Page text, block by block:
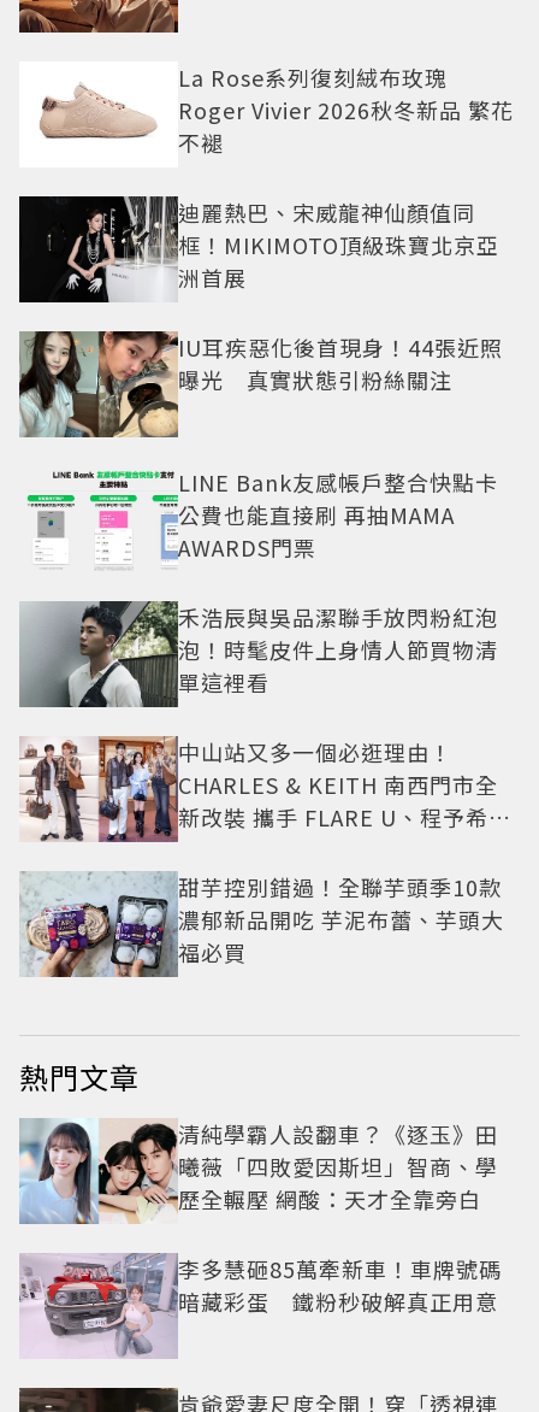
La Rose系列復刻絨布玫瑰
Roger Vivier 2026秋冬新品 繁花
不褪
迪麗熱巴、宋威龍神仙顏值同
框！MIKIMOTO頂級珠寶北京亞
洲首展
IU耳疾惡化後首現身！44張近照
曝光 真實狀態引粉絲關注
LINE Bank友感帳戶整合快點卡
公費也能直接刷 再抽MAMA
AWARDS門票
禾浩辰與吳品潔聯手放閃粉紅泡
泡！時髦皮件上身情人節買物清
單這裡看
中山站又多一個必逛理由！
CHARLES & KEITH 南西門市全
新改裝 攜手 FLARE U、程予希演
甜芋控別錯過！全聯芋頭季10款
濃郁新品開吃 芋泥布蕾、芋頭大
福必買
熱門文章
清純學霸人設翻車？《逐玉》田
曦薇「四敗愛因斯坦」智商、學
歷全輾壓 網酸：天才全靠旁白
李多慧砸85萬牽新車！車牌號碼
暗藏彩蛋 鐵粉秒破解真正用意
肯爺愛妻尺度全開！穿「透視連